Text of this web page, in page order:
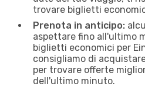
trovare biglietti
Prenota in anticipo:
aspettare fino all'ultimo
biglietti economici per
consigliamo di
per trovare offerte
dell'ultimo minuto.